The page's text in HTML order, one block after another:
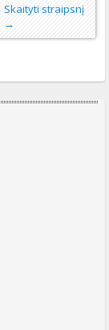
Skaityti straipsnį
→